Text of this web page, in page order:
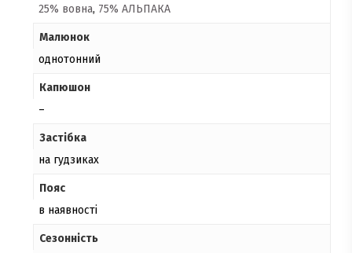
25% вовна, 75% АЛЬПАКА
Малюнок
однотонний
Капюшон
–
Застібка
на гудзиках
Пояс
в наявності
Сезонність